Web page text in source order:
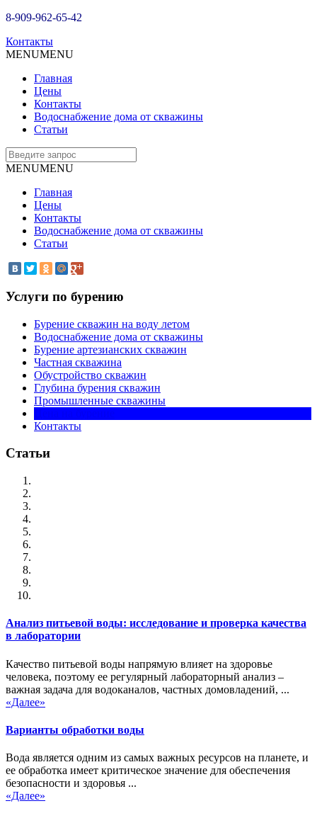
8-909-962-65-42
Контакты
MENUMENU
Главная
Цены
Контакты
Водоснабжение дома от скважины
Статьи
MENUMENU
Главная
Цены
Контакты
Водоснабжение дома от скважины
Статьи
Услуги по бурению
Бурение скважин на воду летом
Водоснабжение дома от скважины
Бурение артезианских скважин
Частная скважина
Обустройство скважин
Глубина бурения скважин
Промышленные скважины
Контакты
Статьи
Анализ питьевой воды: исследование и проверка качества
в лаборатории
Качество питьевой воды напрямую влияет на здоровье
человека, поэтому ее регулярный лабораторный анализ –
важная задача для водоканалов, частных домовладений, ...
«Далее»
Варианты обработки воды
Вода является одним из самых важных ресурсов на планете, и
ее обработка имеет критическое значение для обеспечения
безопасности и здоровья ...
«Далее»